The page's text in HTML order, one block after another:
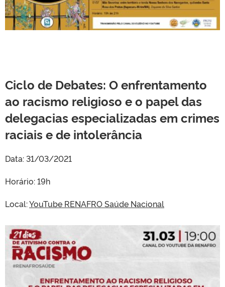
Ciclo de Debates: O enfrentamento
ao racismo religioso e o papel das
delegacias especializadas em crimes
raciais e de intolerância
Data: 31/03/2021
Horário: 19h
Local:YouTube RENAFRO Saúde Nacional